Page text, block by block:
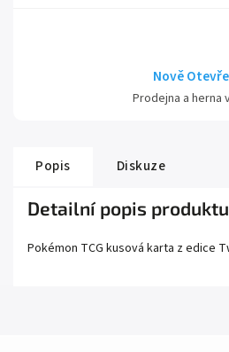
Nově
Prodejna a herna
Popis Diskuze
Detailní popis produktu
Pokémon TCG kusová karta z edice